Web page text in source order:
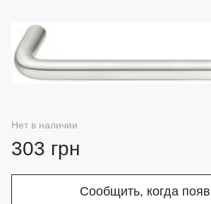
Нет в наличии
303 грн
Сообщить, когда